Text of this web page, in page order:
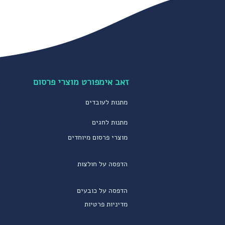
מתנות לעובדים
מתנות לחגים
מוצרי פרסום מיוחדים
הדפסה על חולצות
הדפסה על כובעים
מדיניות פרטיות
זאב אימפורט מוצרי פרסום